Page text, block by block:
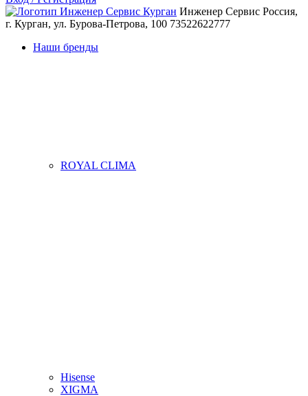
Инженер Сервис Россия,
г. Курган, ул. Бурова-Петрова, 100 73522622777
Наши бренды
ROYAL CLIMA
Hisense
XIGMA